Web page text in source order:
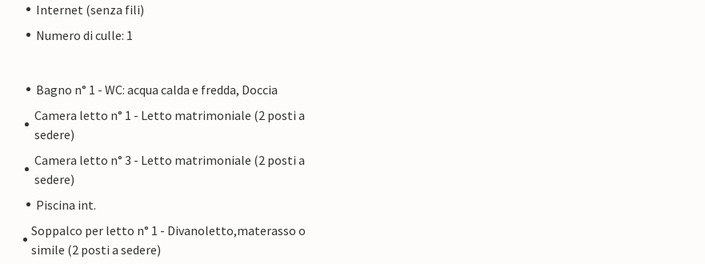
Internet (senza fili)
Numero di culle: 1
Bagno n° 1 - WC: acqua calda e fredda, Doccia
Camera letto n° 1 - Letto matrimoniale (2 posti a
sedere)
Camera letto n° 3 - Letto matrimoniale (2 posti a
sedere)
Piscina int.
Soppalco per letto n° 1 - Divanoletto,materasso o
simile (2 posti a sedere)